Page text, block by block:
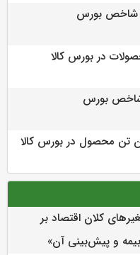
كلان اقتصاد بر
و پیش‌بینی آن»